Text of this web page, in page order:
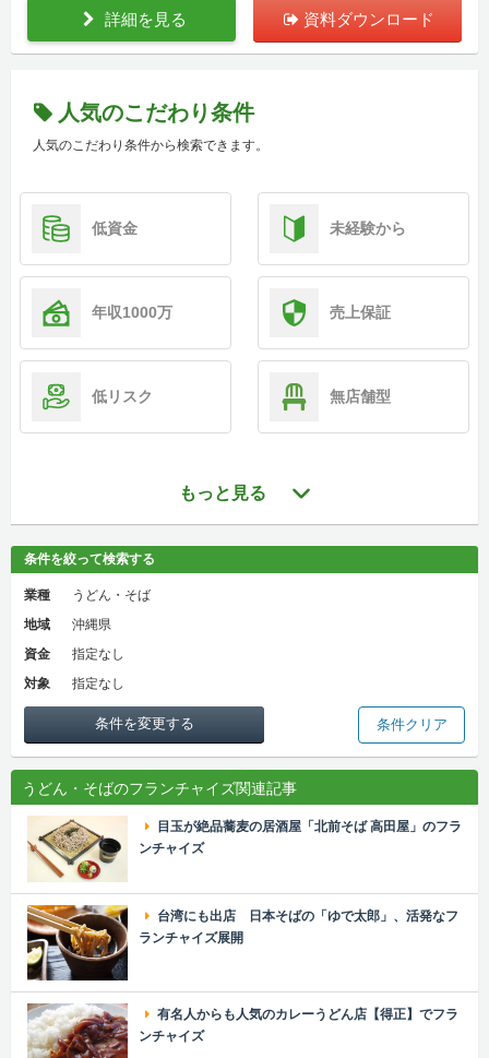
詳細を見る 資料ダウンロード
人気のこだわり条件
人気のこだわり条件から検索できます。
低資金 未経験から
年収1000万 売上保証
低リスク 無店舗型
もっと見る
条件を絞って検索する
業種
うどん・そば
地域
沖縄県
資金
指定なし
対象
指定なし
条件を変更する 条件クリア
うどん・そばのフランチャイズ関連記事
目玉が絶品蕎麦の居酒屋「北前そば 高田屋」のフラ
ンチャイズ
台湾にも出店 日本そばの「ゆで太郎」、活発なフ
ランチャイズ展開
有名人からも人気のカレーうどん店【得正】でフラ
ンチャイズ